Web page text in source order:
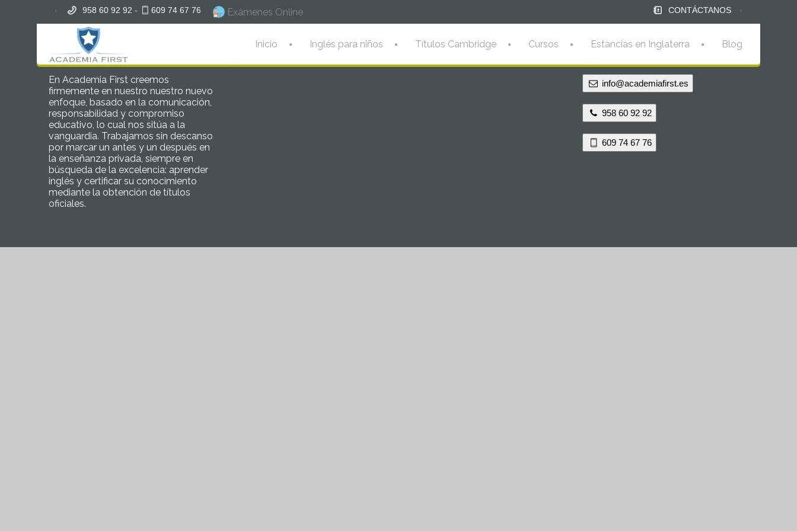
· 958 60 92 92 - 609 74 67 76 Exámenes Online CONTÁCTANOS ·
Inicio Inglés para niños Títulos Cambridge Cursos Estancias en Inglaterra Blog
Nuestro compromiso
En Academia First creemos
firmemente en nuestro nuestro nuevo
enfoque, basado en la comunicación,
responsabilidad y compromiso
educativo, lo cual nos sitúa a la
vanguardia. Trabajamos sin descanso
por marcar un antes y un después en
la enseñanza privada, siempre en
búsqueda de la excelencia: aprender
inglés y certificar su conocimiento
mediante la obtención de títulos
oficiales.
Lo último en Facebook Contáctanos
info@academiafirst.es
958 60 92 92
609 74 67 76